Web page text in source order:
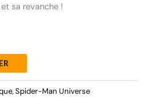
sa revanche !
,Spider-Man Universe